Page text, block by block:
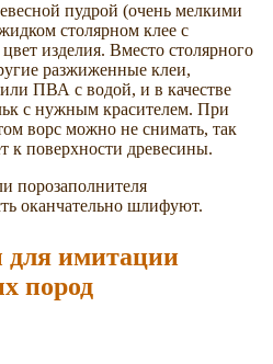
пудрой (очень мелкими
столярном клее с
изделия. Вместо столярного
разжиженные клеи,
ПВА с водой, и в качестве
с нужным красителем. При
ворс можно не снимать, так
к поверхности древесины.
порозаполнителя
оканчательно шлифуют.
для имитации
пород